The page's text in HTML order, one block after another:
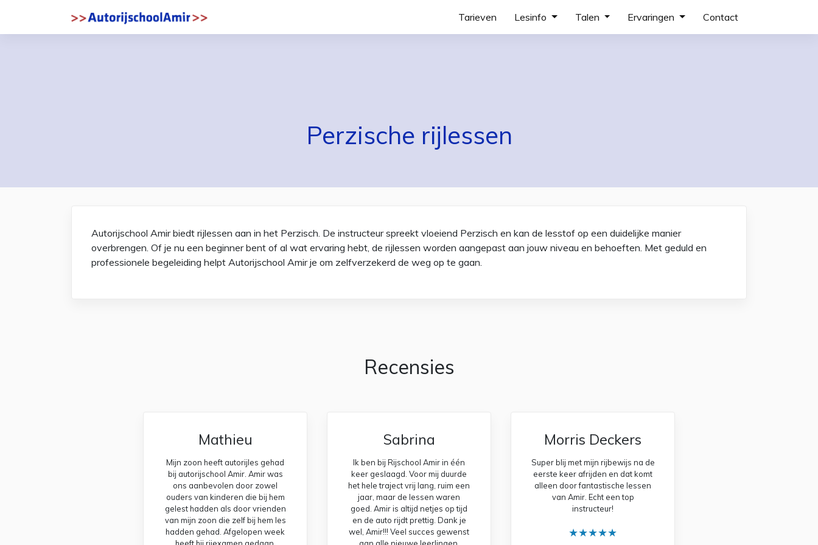
Tarieven Lesinfo Talen Ervaringen Contact
Perzische rijlessen
Autorijschool Amir biedt rijlessen aan in het Perzisch. De instructeur spreekt vloeiend Perzisch en kan de lesstof op een duidelijke manier
overbrengen. Of je nu een beginner bent of al wat ervaring hebt, de rijlessen worden aangepast aan jouw niveau en behoeften. Met geduld en
professionele begeleiding helpt Autorijschool Amir je om zelfverzekerd de weg op te gaan.
Recensies
Mathieu
Mijn zoon heeft autorijles gehad
bij autorijschool Amir. Amir was
ons aanbevolen door zowel
ouders van kinderen die bij hem
gelest hadden als door vrienden
van mijn zoon die zelf bij hem les
hadden gehad. Afgelopen week
Sabrina
Ik ben bij Rijschool Amir in één
keer geslaagd. Voor mij duurde
het hele traject vrij lang, ruim een
jaar, maar de lessen waren
goed. Amir is altijd netjes op tijd
en de auto rijdt prettig. Dank je
wel, Amir!!! Veel succes gewenst
Morris Deckers
Super blij met mijn rijbewijs na de
eerste keer afrijden en dat komt
alleen door fantastische lessen
van Amir. Echt een top
instructeur!
★★★★★